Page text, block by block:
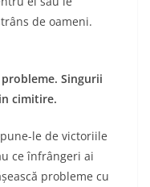
de oameni.
Singurii
cimitire.
le de victoriile
ce înfrângeri ai
probleme cu